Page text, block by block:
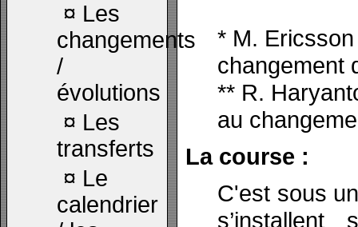
¤ Les
changements
/
évolutions
¤ Les
transferts
¤ Le
calendrier
* M.
changement
** R.
au
La course :
C'est sous